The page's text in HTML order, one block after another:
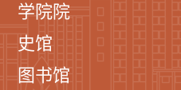
学院院
史馆
图书馆